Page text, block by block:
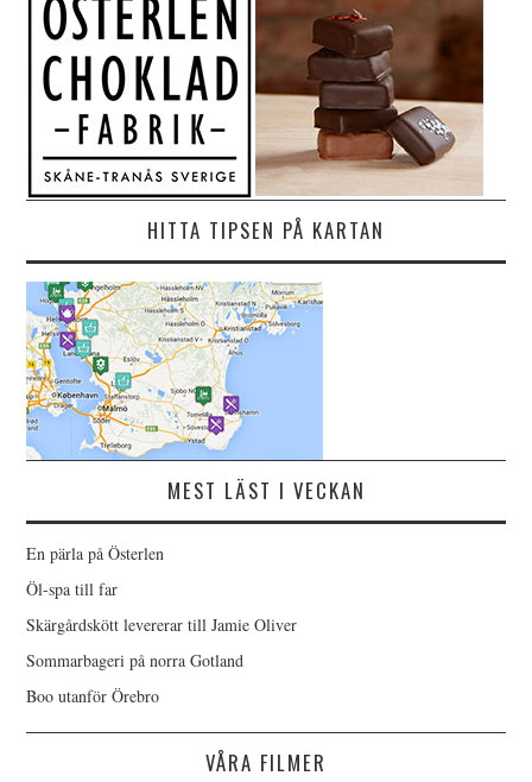
HITTA TIPSEN PÅ KARTAN
MEST LÄST I VECKAN
En pärla på Österlen
Öl-spa till far
Skärgårdskött levererar till Jamie Oliver
Sommarbageri på norra Gotland
Boo utanför Örebro
VÅRA FILMER